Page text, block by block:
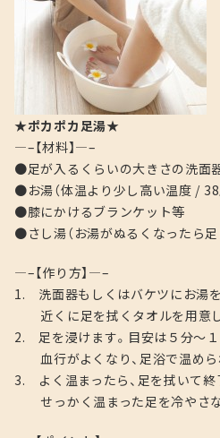
★ポカポカ足湯★
—–【材料】—–
●足が入るくらいの大きさの洗面
●お湯（体温より少し高い温度 /
●膝にかけるブランケット等
●さし湯（お湯がぬるくなったら
—–【作り方】—–
1. 洗面器もしくはバケツにお湯を
近くに足を拭くタオルを用意し
2. 足を浸けます。目安は５分～１
血行がよくなり、足浴で温めら
3. よく温まったら、足を拭いて終
せっかく温まった足を冷やさな